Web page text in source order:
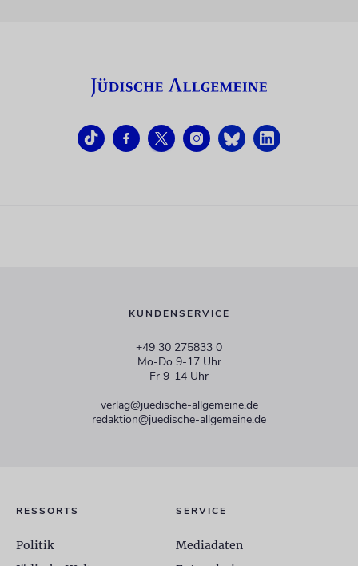
KUNDENSERVICE
+49 30 275833 0
Mo-Do 9-17 Uhr
Fr 9-14 Uhr
verlag@juedische-allgemeine.de
redaktion@juedische-allgemeine.de
RESSORTS
Politik
SERVICE
Mediadaten